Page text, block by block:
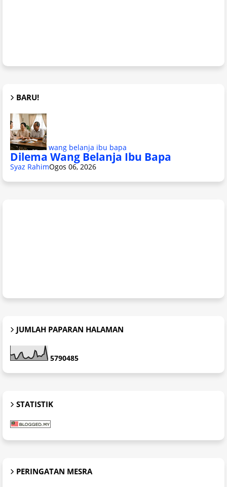
BARU!
wang belanja ibu bapa
Dilema Wang Belanja Ibu Bapa
Syaz RahimOgos 06, 2026
JUMLAH PAPARAN HALAMAN
5790485
STATISTIK
PERINGATAN MESRA